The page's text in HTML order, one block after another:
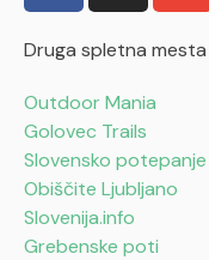
c
e
b
o
o
k
-
f
s
t
a
g
r
a
m
o
j
c
a
Druga spletna mesta
Outdoor Mania
Golovec Trails
Slovensko potepanje
Obiščite Ljubljano
Slovenija.info
Grebenske poti